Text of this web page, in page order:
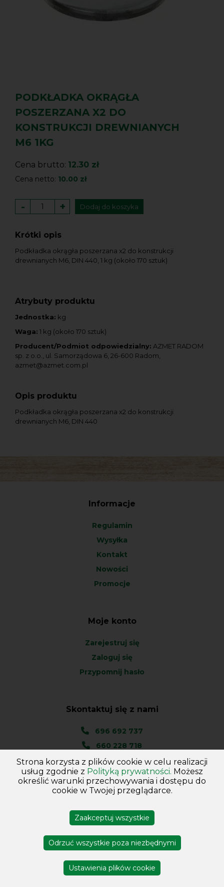
PODKŁADKA OKRĄGŁA
POSZERZANA X2 DO
KONSTRUKCJI DREWNIANYCH
M6 1KG
Cena brutto: 12.30 zł
Cena netto: 10.00 zł
- + Dodaj do koszyka
Krótki opis
Podkładka okrągła poszerzana x2 do konstrukcji
drewnianych M6, DIN 440, 1 kg (około 170 sztuk)
Atrybuty produktu
Jednostka: kg
Waga: 1 kg (około 170 sztuk)
Producent/Podmiot odpowiedzialny: AZMET RADOM
sp. z o.o., ul. Samorządowa 6, 26-600 Radom,
azmet@azmet.com.pl
Opis produktu
Podkładka okrągła poszerzana x2 do konstrukcji
drewnianych M6, DIN 440
Informacje
Regulamin
Wysyłka
Kontakt
Nowości
Promocje
Moje konto
Zarejestruj się
Zaloguj się
Przypomnij hasło
Skontaktuj się z nami
696 692 737
660 228 718
Ul. Węgierska 1A
46-045 Kotórz Mały
(woj. Opolskie)
Copyright © 2026 Hurtownia - Majster. Wszelkie prawa
internetowe
Strona korzysta z plików cookie w celu realizacji
usług zgodnie z Polityką prywatności. Możesz
określić warunki przechowywania i dostępu do
cookie w Twojej przeglądarce.
Zaakceptuj wszystkie
Odrzuć wszystkie poza niezbędnymi
Ustawienia plików cookie